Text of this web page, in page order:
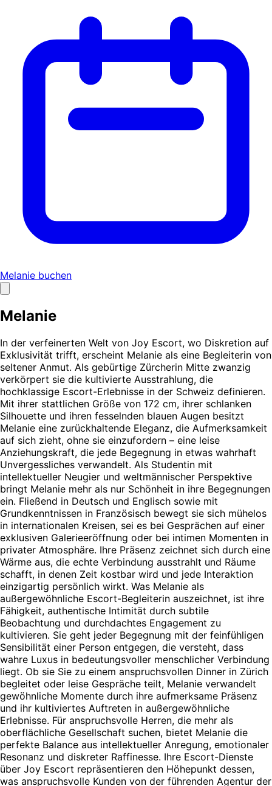
Melanie buchen
Melanie
In der verfeinerten Welt von Joy Escort, wo Diskretion auf
Exklusivität trifft, erscheint Melanie als eine Begleiterin von
seltener Anmut. Als gebürtige Zürcherin Mitte zwanzig
verkörpert sie die kultivierte Ausstrahlung, die
hochklassige Escort-Erlebnisse in der Schweiz definieren.
Mit ihrer stattlichen Größe von 172 cm, ihrer schlanken
Silhouette und ihren fesselnden blauen Augen besitzt
Melanie eine zurückhaltende Eleganz, die Aufmerksamkeit
auf sich zieht, ohne sie einzufordern – eine leise
Anziehungskraft, die jede Begegnung in etwas wahrhaft
Unvergessliches verwandelt. Als Studentin mit
intellektueller Neugier und weltmännischer Perspektive
bringt Melanie mehr als nur Schönheit in ihre Begegnungen
ein. Fließend in Deutsch und Englisch sowie mit
Grundkenntnissen in Französisch bewegt sie sich mühelos
in internationalen Kreisen, sei es bei Gesprächen auf einer
exklusiven Galerieeröffnung oder bei intimen Momenten in
privater Atmosphäre. Ihre Präsenz zeichnet sich durch eine
Wärme aus, die echte Verbindung ausstrahlt und Räume
schafft, in denen Zeit kostbar wird und jede Interaktion
einzigartig persönlich wirkt. Was Melanie als
außergewöhnliche Escort-Begleiterin auszeichnet, ist ihre
Fähigkeit, authentische Intimität durch subtile
Beobachtung und durchdachtes Engagement zu
kultivieren. Sie geht jeder Begegnung mit der feinfühligen
Sensibilität einer Person entgegen, die versteht, dass
wahre Luxus in bedeutungsvoller menschlicher Verbindung
liegt. Ob sie Sie zu einem anspruchsvollen Dinner in Zürich
begleitet oder leise Gespräche teilt, Melanie verwandelt
gewöhnliche Momente durch ihre aufmerksame Präsenz
und ihr kultiviertes Auftreten in außergewöhnliche
Erlebnisse. Für anspruchsvolle Herren, die mehr als
oberflächliche Gesellschaft suchen, bietet Melanie die
perfekte Balance aus intellektueller Anregung, emotionaler
Resonanz und diskreter Raffinesse. Ihre Escort-Dienste
über Joy Escort repräsentieren den Höhepunkt dessen,
was anspruchsvolle Kunden von der führenden Agentur der